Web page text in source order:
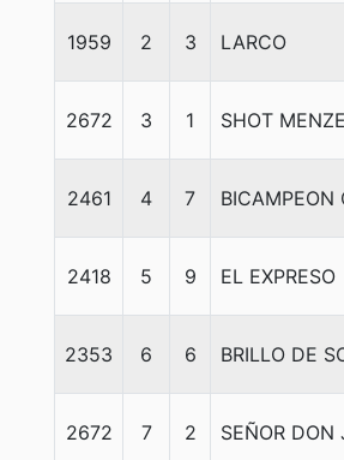
1959 2 3 LARCO
2672 3 1 SHOT
2461 4 7 BICAMPEON
2418 5 9 EL EXPRESO
2353 6 6 BRILLO DE
2672 7 2 SEÑOR DON